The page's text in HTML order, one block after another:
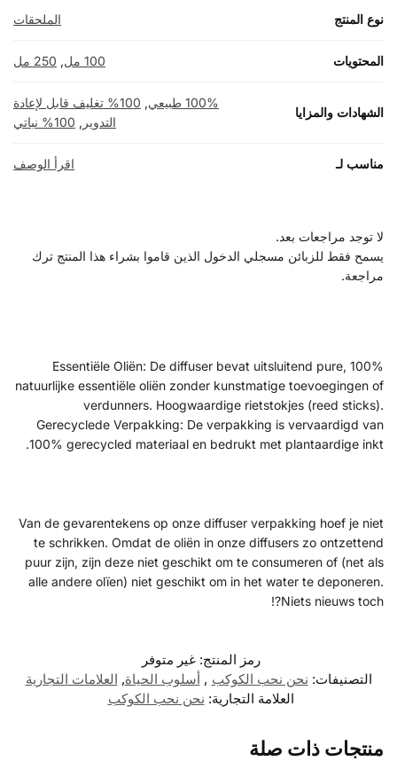
نوع المنتج الملحقات
المحتويات 100 مل , 250 مل
الشهادات والمزايا
100% طبيعي ,
100% تغليف قابل لإعادة
التدوير , 100% نباتي
مناسب لـ اقرأ الوصف
لا توجد مراجعات بعد.
يسمح فقط للزبائن مسجلي الدخول الذين قاموا بشراء هذا المنتج ترك
مراجعة.
100% Essentiële Oliën: De diffuser bevat uitsluitend pure,
natuurlijke essentiële oliën zonder kunstmatige toevoegingen of
verdunners. Hoogwaardige rietstokjes (reed sticks).
Gerecyclede Verpakking: De verpakking is vervaardigd van
100% gerecycled materiaal en bedrukt met plantaardige inkt.
Van de gevarentekens op onze diffuser verpakking hoef je niet
te schrikken. Omdat de oliën in onze diffusers zo ontzettend
puur zijn, zijn deze niet geschikt om te consumeren of (net als
alle andere olïen) niet geschikt om in het water te deponeren.
Niets nieuws toch?!
رمز المنتج:غير متوفر
التصنيفات: نحن نحب الكوكب ,أسلوب الحياة, العلامات التجارية
العلامة التجارية: نحن نحب الكوكب
منتجات ذات صلة